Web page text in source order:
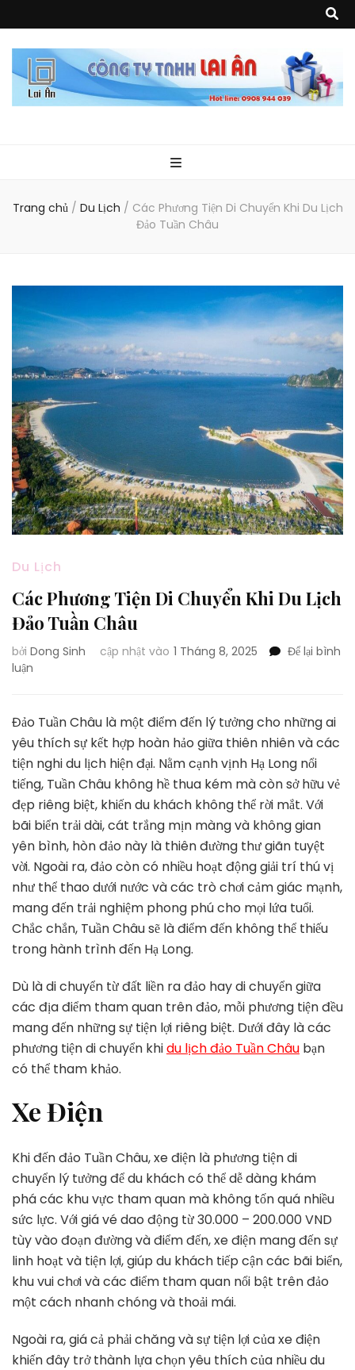
Ân
phẩm về nhựa như áo mưa, túi nhựa, handger…Đặc biệt là các sản phẩm
từ MICA, MDF, FORMAT như tủ trưng bày, quầy, kệ, Tray…
Trang chủ / Du Lịch / Các Phương Tiện Di Chuyển Khi Du Lịch
Đảo Tuần Châu
Du Lịch
Các Phương Tiện Di Chuyển Khi Du Lịch
Đảo Tuần Châu
bởi Dong Sinh cập nhật vào 1 Tháng 8, 2025
Để lại bình
luận
Tiện
Chuyển
Khi
Du
Lịch
Đảo
Tuần
Châu
Đảo Tuần Châu là một điểm đến lý tưởng cho những ai
yêu thích sự kết hợp hoàn hảo giữa thiên nhiên và các
tiện nghi du lịch hiện đại. Nằm cạnh vịnh Hạ Long nổi
tiếng, Tuần Châu không hề thua kém mà còn sở hữu vẻ
đẹp riêng biệt, khiến du khách không thể rời mắt. Với
bãi biển trải dài, cát trắng mịn màng và không gian
yên bình, hòn đảo này là thiên đường thư giãn tuyệt
vời. Ngoài ra, đảo còn có nhiều hoạt động giải trí thú vị
như thể thao dưới nước và các trò chơi cảm giác mạnh,
mang đến trải nghiệm phong phú cho mọi lứa tuổi.
Chắc chắn, Tuần Châu sẽ là điểm đến không thể thiếu
trong hành trình đến Hạ Long.
Dù là di chuyển từ đất liền ra đảo hay di chuyển giữa
các địa điểm tham quan trên đảo, mỗi phương tiện đều
mang đến những sự tiện lợi riêng biệt. Dưới đây là các
phương tiện di chuyển khidu lịch đảo Tuần Châu bạn
có thể tham khảo.
Xe Điện
Khi đến đảo Tuần Châu, xe điện là phương tiện di
chuyển lý tưởng để du khách có thể dễ dàng khám
phá các khu vực tham quan mà không tốn quá nhiều
sức lực. Với giá vé dao động từ 30.000 – 200.000 VND
tùy vào đoạn đường và điểm đến, xe điện mang đến sự
linh hoạt và tiện lợi, giúp du khách tiếp cận các bãi biển,
khu vui chơi và các điểm tham quan nổi bật trên đảo
một cách nhanh chóng và thoải mái.
Ngoài ra, giá cả phải chăng và sự tiện lợi của xe điện
khiến đây trở thành lựa chọn yêu thích của nhiều du